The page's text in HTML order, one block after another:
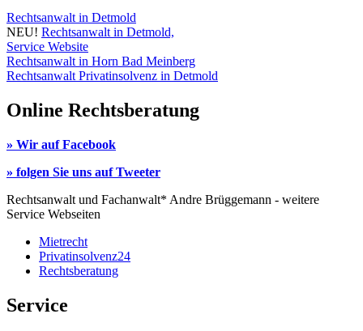
Rechtsanwalt in Detmold
NEU! Rechtsanwalt in Detmold,
Service Website
Rechtsanwalt in Horn Bad Meinberg
Rechtsanwalt Privatinsolvenz in Detmold
Online Rechtsberatung
» Wir auf Facebook
» folgen Sie uns auf Tweeter
Rechtsanwalt und Fachanwalt* Andre Brüggemann - weitere
Service Webseiten
Mietrecht
Privatinsolvenz24
Rechtsberatung
Service